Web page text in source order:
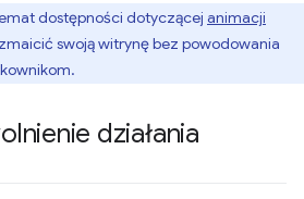
dostępności dotyczącej animacji
swoją witrynę bez powodowania
działania